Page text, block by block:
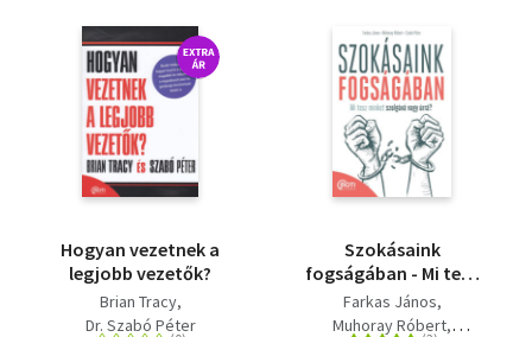
Hogyan vezetnek a
legjobb vezetők?
Brian Tracy
Dr. Szabó Péter
Szokásaink
fogságában - Mi tesz
minket szolgává vagy
úrrá?
Farkas János
Muhoray Róbert